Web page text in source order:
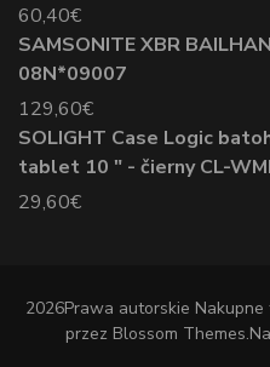
60,40€
SAMSONITE XBR
08N*09007
129,60€
SOLIGHT Case Logic
tablet 10 " - čierny CL-
29,60€
2026Prawa autorskie Nakupne
przez Blossom Themes